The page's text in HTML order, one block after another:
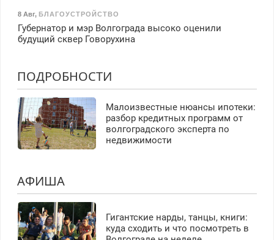
8 Авг, БЛАГОУСТРОЙСТВО
Губернатор и мэр Волгограда высоко оценили
будущий сквер Говорухина
ПОДРОБНОСТИ
Малоизвестные нюансы ипотеки:
разбор кредитных программ от
волгоградского эксперта по
недвижимости
АФИША
Гигантские нарды, танцы, книги:
куда сходить и что посмотреть в